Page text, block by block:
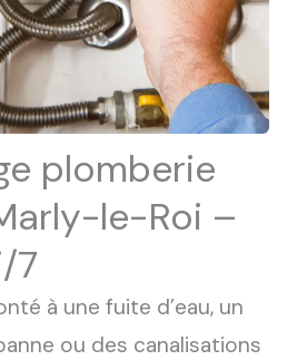
plomberie
le-Roi –
7
à une fuite d’eau, un
ou des canalisations